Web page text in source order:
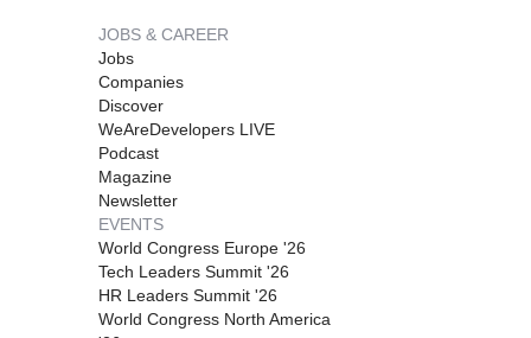
JOBS & CAREER
Jobs
Companies
Discover
WeAreDevelopers LIVE
Podcast
Magazine
Newsletter
EVENTS
World Congress Europe '26
Tech Leaders Summit '26
HR Leaders Summit '26
World Congress North America